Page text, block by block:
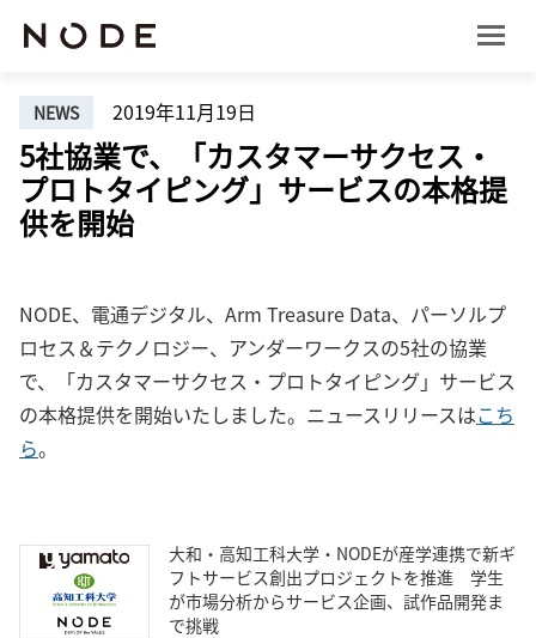
NEWS 2019年11月19日
5社協業で、「カスタマーサクセス・
プロトタイピング」サービスの本格提
供を開始
NODE、電通デジタル、Arm Treasure Data、パーソルプ
ロセス＆テクノロジー、アンダーワークスの5社の協業
で、「カスタマーサクセス・プロトタイピング」サービス
の本格提供を開始いたしました。ニュースリリースはこち
ら。
大和・高知工科大学・NODEが産学連携で新ギ
フトサービス創出プロジェクトを推進 学生
が市場分析からサービス企画、試作品開発ま
で挑戦